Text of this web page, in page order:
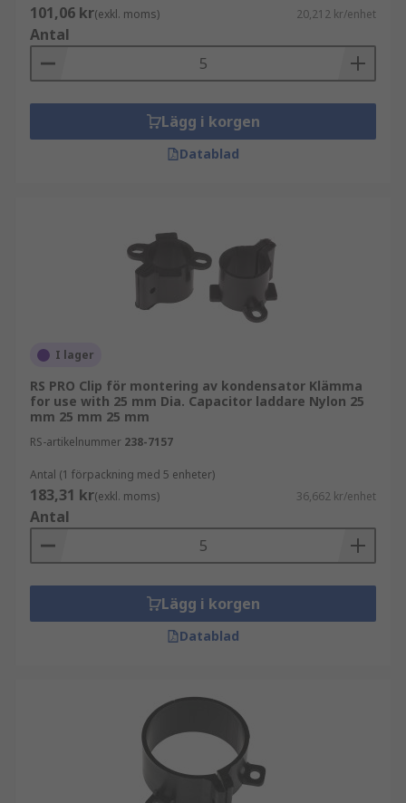
101,06 kr(exkl. moms) 20,212 kr/enhet
Antal
Lägg i korgen
Datablad
I lager
RS PRO Clip för montering av kondensator Klämma
for use with 25 mm Dia. Capacitor laddare Nylon 25
mm 25 mm 25 mm
RS-artikelnummer 238-7157
Antal (1 förpackning med 5 enheter)
183,31 kr(exkl. moms) 36,662 kr/enhet
Antal
Lägg i korgen
Datablad